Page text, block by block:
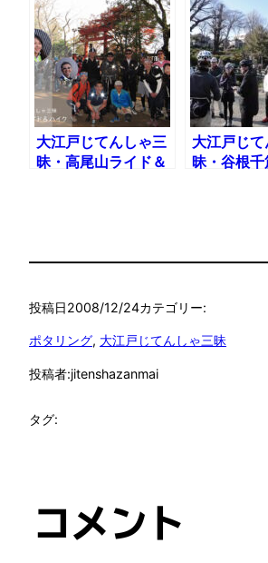
大江戸じてんしゃ三
昧・高尾山ライド＆
大江戸じ
昧・谷根千
投稿日2008/12/24カテゴリー:
ポタリング, 大江戸じてんしゃ三昧
投稿者:jitenshazanmai
タグ:
コメント